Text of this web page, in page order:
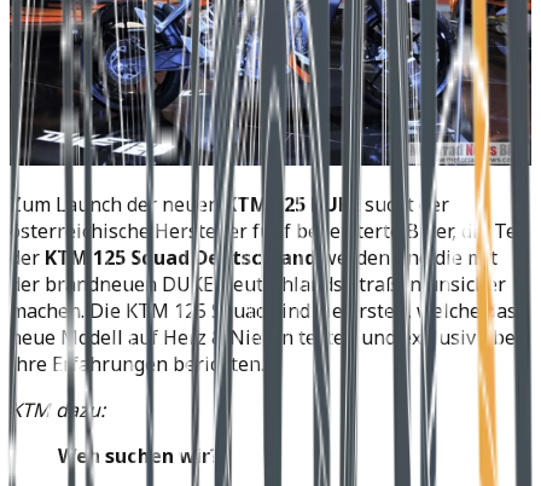
Zum Launch der neuenKTM 125 DUKEsucht der
österreichische Hersteller fünf begeisterte Biker, die Teil
der KTM 125 Squad Deutschlandwerden und die mit
der brandneuen DUKE Deutschlands Straßen unsicher
machen. Die KTM 125 Squad sind die Ersten, welche das
neue Modell auf Herz & Nieren testen und exklusiv über
ihre Erfahrungen berichten.
KTM dazu:
Wen suchen wir?